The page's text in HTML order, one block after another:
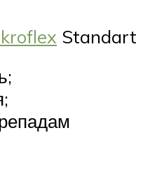
Standart